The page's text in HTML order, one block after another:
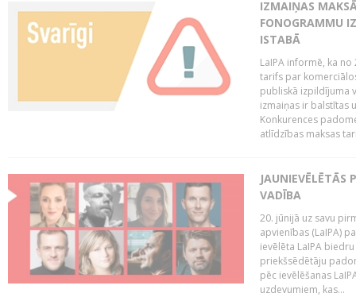
IZMAIŅAS
FONOGRAMMU
ISTABĀ
LaIPA informē, ka
tarifs par
publiskā izpildījuma
izmaiņas ir balstītas
Konkurences
atlīdzības maksas
JAUNIEVĒLĒTĀS
VADĪBA
20. jūnijā uz savu
apvienības (LaIPA)
ievēlēta LaIPA
priekšsēdētāju
pēc ievēlēšanas
uzdevumiem, kas...